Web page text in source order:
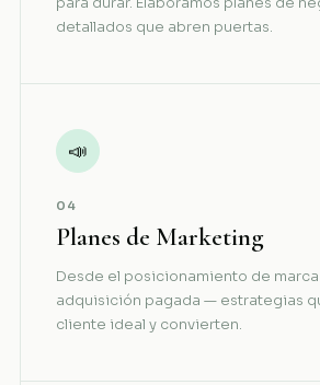
detallados que abren puertas.
📣
04
Planes de Marketing
Desde el posicionamiento de marca
adquisición pagada — estrategias
cliente ideal y convierten.